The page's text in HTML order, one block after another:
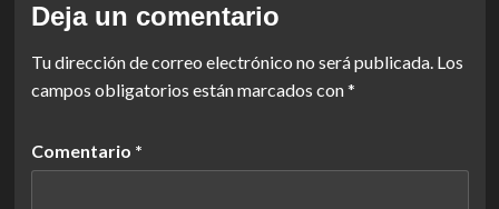
Deja un comentario
Tu dirección de correo electrónico no será publicada. Los
campos obligatorios están marcados con*
Comentario *